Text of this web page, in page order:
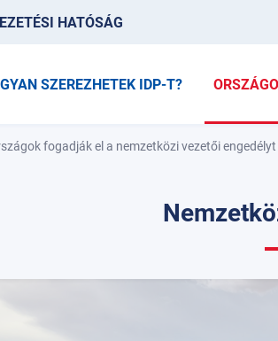
HATÓSÁG
SZEREZHETEK IDP-T?
fogadják el a nemzetközi vezetői engedélyt